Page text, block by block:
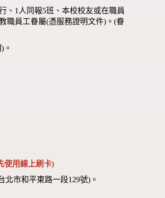
、1人同報5班、本校校友或在職員
職員工眷屬(憑服務證明文件)。(眷
。
使用線上刷卡)
市和平東路一段129號)。